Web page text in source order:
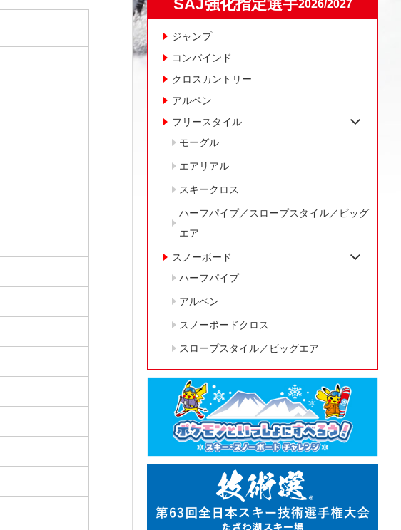
SAJ強化指定選手2026/2027
ジャンプ
コンバインド
クロスカントリー
アルペン
フリースタイル
モーグル
エアリアル
スキークロス
ハーフパイプ／スロープスタイル／ビッグ
エア
スノーボード
ハーフパイプ
アルペン
スノーボードクロス
スロープスタイル／ビッグエア